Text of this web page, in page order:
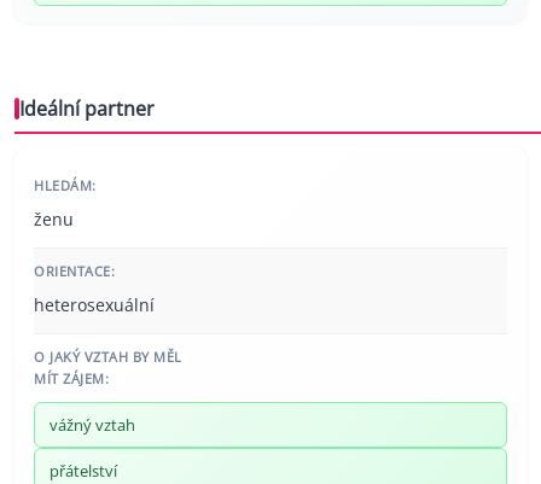
Ideální partner
HLEDÁM:
ženu
ORIENTACE:
heterosexuální
O JAKÝ VZTAH BY MĚL
MÍT ZÁJEM:
vážný vztah
přátelství